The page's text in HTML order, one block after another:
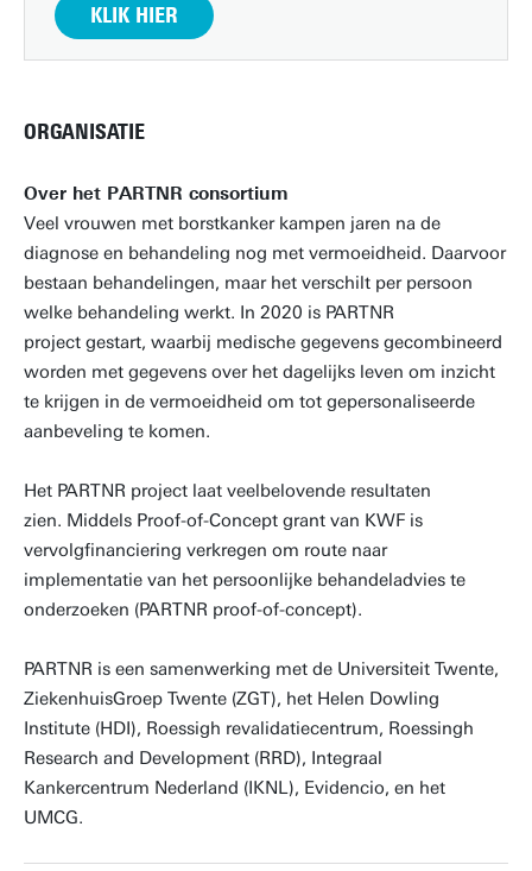
KLIK HIER
ORGANISATIE
Over het PARTNR consortium
Veel vrouwen met borstkanker kampen jaren na de
diagnose en behandeling nog met vermoeidheid. Daarvoor
bestaan behandelingen, maar het verschilt per persoon
welke behandeling werkt. In 2020 is PARTNR
project gestart, waarbij medische gegevens gecombineerd
worden met gegevens over het dagelijks leven om inzicht
te krijgen in de vermoeidheid om tot gepersonaliseerde
aanbeveling te komen.
Het PARTNR project laat veelbelovende resultaten
zien. Middels Proof-of-Concept grant van KWF is
vervolgfinanciering verkregen om route naar
implementatie van het persoonlijke behandeladvies te
onderzoeken (PARTNR proof-of-concept).
PARTNR is een samenwerking met de Universiteit Twente,
ZiekenhuisGroep Twente (ZGT), het Helen Dowling
Institute (HDI), Roessigh revalidatiecentrum, Roessingh
Research and Development (RRD), Integraal
Kankercentrum Nederland (IKNL), Evidencio, en het
UMCG.